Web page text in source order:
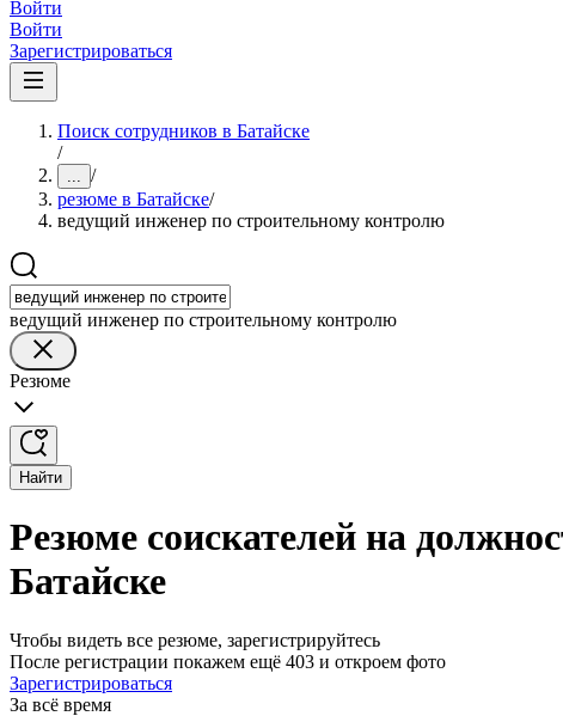
Войти
Войти
Зарегистрироваться
Поиск сотрудников в Батайске
/
... /
резюме в Батайске/
ведущий инженер по строительному контролю
ведущий инженер по строительному контролю
Резюме
Найти
Резюме соискателей на
Батайске
Чтобы видеть все резюме, зарегистрируйтесь
После регистрации покажем ещё 403 и откроем фото
Зарегистрироваться
За всё время